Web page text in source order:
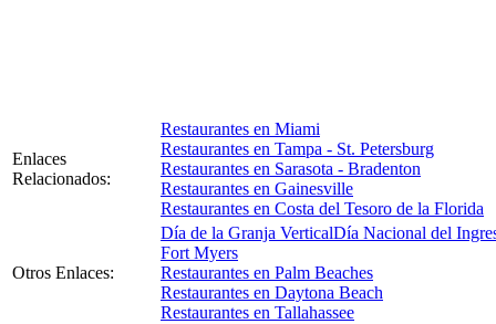
Enlaces
Relacionados:
Restaurantes en Miami
Restaurantes en Tampa - St. Petersburg
Restaurantes en Sarasota - Bradenton
Restaurantes en Gainesville
Restaurantes en Costa del Tesoro de la Florida
Otros Enlaces:
Día de la Granja VerticalDía Nacional del
Fort Myers
Restaurantes en Palm Beaches
Restaurantes en Daytona Beach
Restaurantes en Tallahassee